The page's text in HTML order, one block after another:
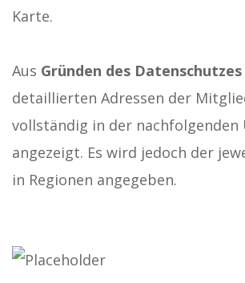
Karte.
Aus Gründen des Datenschutzes
detaillierten Adressen der
vollständig in der nachfolgenden
angezeigt. Es wird jedoch der
in Regionen angegeben.